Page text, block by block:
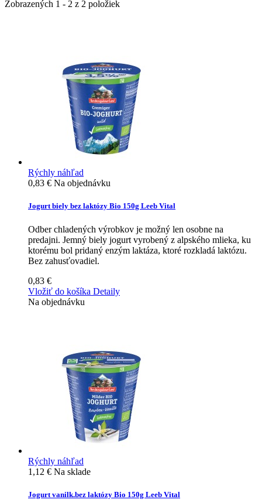
Zobrazených 1 - 2 z 2 položiek
Rýchly náhľad
0,83 € Na objednávku
Jogurt biely bez laktózy Bio 150g Leeb Vital
Odber chladených výrobkov je možný len osobne na
predajni. Jemný biely jogurt vyrobený z alpského mlieka, ku
ktorému bol pridaný enzým laktáza, ktoré rozkladá laktózu.
Bez zahusťovadiel.
0,83 €
Vložiť do košíka Detaily
Na objednávku
Rýchly náhľad
1,12 € Na sklade
Jogurt vanilk.bez laktózy Bio 150g Leeb Vital